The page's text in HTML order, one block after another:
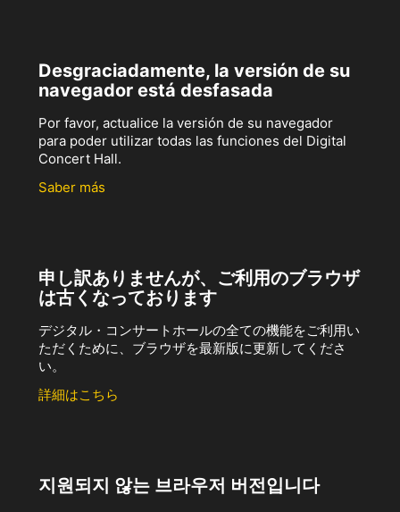
Desgraciadamente, la versión de su
navegador está desfasada
Por favor, actualice la versión de su navegador
para poder utilizar todas las funciones del Digital
Concert Hall.
Saber más
申し訳ありませんが、ご利用のブラウザ
は古くなっております
デジタル・コンサートホールの全ての機能をご利用い
ただくために、ブラウザを最新版に更新してくださ
い。
詳細はこちら
지원되지 않는 브라우저 버전입니다